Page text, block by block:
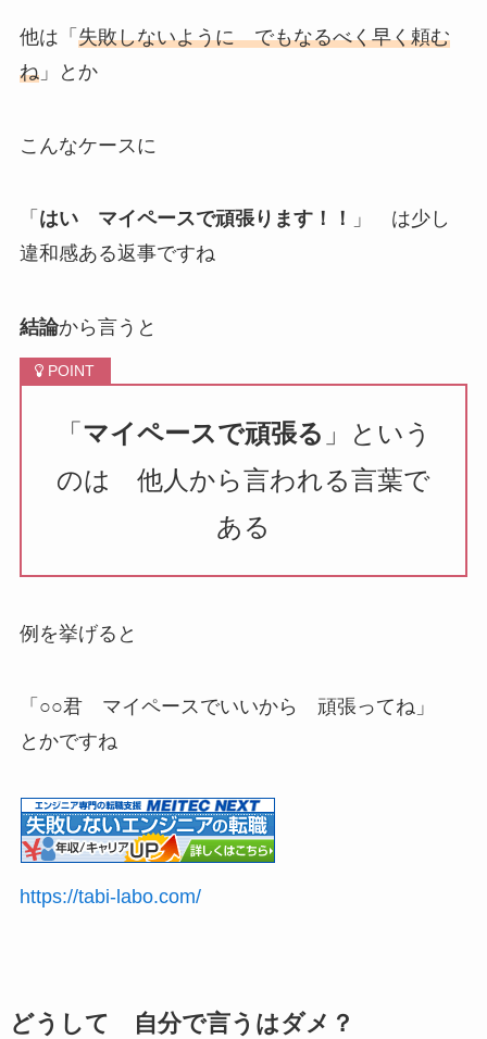
他は「 失敗しないように でもなるべく早く頼む
ね」とか
こんなケースに
「 はい マイペースで頑張ります！！
」 は少し
違和感ある返事ですね
結論から言うと
「 マイペースで頑張る 」という
のは 他人から言われる言葉で
ある
例を挙げると
「○○君 マイペースでいいから 頑張ってね」
とかですね
https://tabi-labo.com/
どうして 自分で言うはダメ？